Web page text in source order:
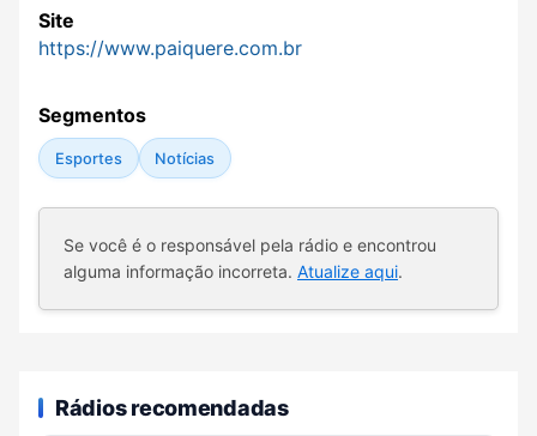
Site
https://www.paiquere.com.br
Segmentos
Esportes Notícias
Se você é o responsável pela rádio e encontrou
alguma informação incorreta. Atualize aqui.
Rádios recomendadas